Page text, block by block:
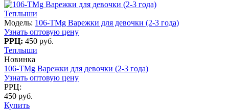
Теплыши
Модель: 106-TMg Варежки для девочки (2-3 года)
Узнать оптовую цену
РРЦ: 450 руб.
Теплыши
Новинка
106-TMg Варежки для девочки (2-3 года)
Узнать оптовую цену
РРЦ:
450 руб.
Купить